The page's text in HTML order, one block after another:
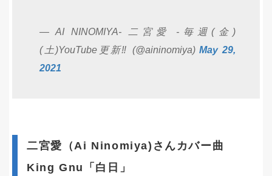
— AI NINOMIYA- 二宮愛 -毎週(金)
(土)YouTube更新‼️ (@aininomiya)May 29,
2021
二宮愛（Ai Ninomiya)さんカバー曲
King Gnu「白日」